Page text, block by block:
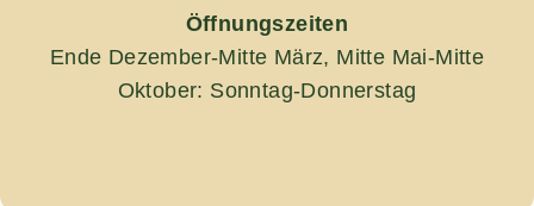
Öffnungszeiten
Ende Dezember-Mitte März, Mitte Mai-Mitte
Oktober: Sonntag-Donnerstag